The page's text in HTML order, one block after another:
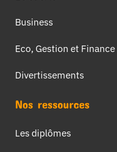
Business
Eco, Gestion et Finance
Divertissements
Nos ressources
Les diplômes